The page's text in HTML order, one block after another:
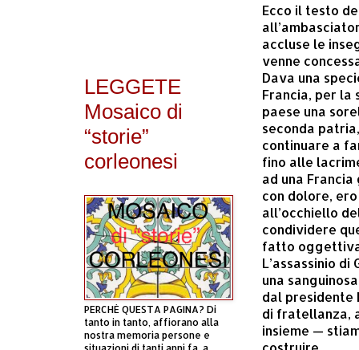
Ecco il testo
accluse le
venne
Dava una
Francia, per la
paese una
seconda
continuare a
fino alle
ad una
con dolore,
all’occhiello
condividere
fatto
L’assassinio
una
dal presidente
di fratellanza,
insieme —
LEGGETE
Mosaico di
“storie”
corleonesi
PERCHÈ QUESTA PAGINA? Di
tanto in tanto, affiorano alla
nostra memoria persone e